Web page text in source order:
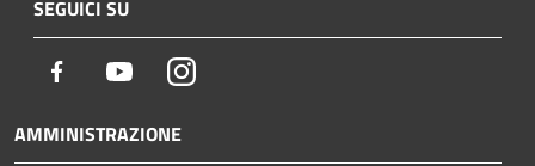
SEGUICI SU
Facebook YoutubeInstagram
AMMINISTRAZIONE